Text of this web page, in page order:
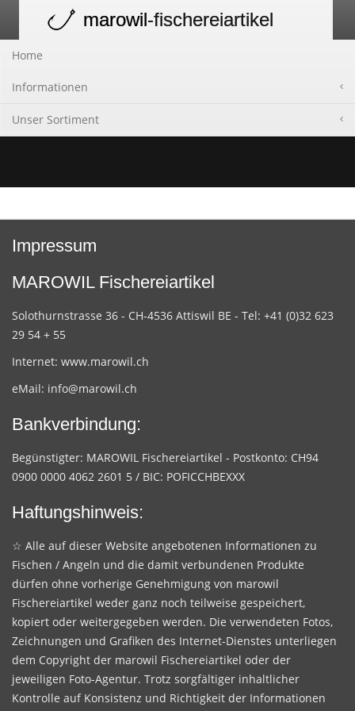
navigation
marowil-fischereiartikel
Home
Informationen
Unser Sortiment
Impressum
MAROWIL Fischereiartikel
Solothurnstrasse 36 - CH-4536 Attiswil BE - Tel: +41 (0)32 623
29 54 + 55
Internet: www.marowil.ch
eMail: info@marowil.ch
Bankverbindung:
Begünstigter: MAROWIL Fischereiartikel - Postkonto: CH94
0900 0000 4062 2601 5 / BIC: POFICCHBEXXX
Haftungshinweis:
☆ Alle auf dieser Website angebotenen Informationen zu
Fischen / Angeln und die damit verbundenen Produkte
dürfen ohne vorherige Genehmigung von marowil
Fischereiartikel weder ganz noch teilweise gespeichert,
kopiert oder weitergegeben werden. Die verwendeten Fotos,
Zeichnungen und Grafiken des Internet-Dienstes unterliegen
dem Copyright der marowil Fischereiartikel oder der
jeweiligen Foto-Agentur. Trotz sorgfältiger inhaltlicher
Kontrolle auf Konsistenz und Richtigkeit der Informationen